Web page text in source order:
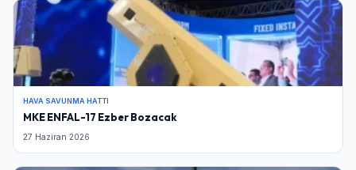
HAVA SAVUNMA HATTI
MKE ENFAL-17 Ezber Bozacak
27 Haziran 2026